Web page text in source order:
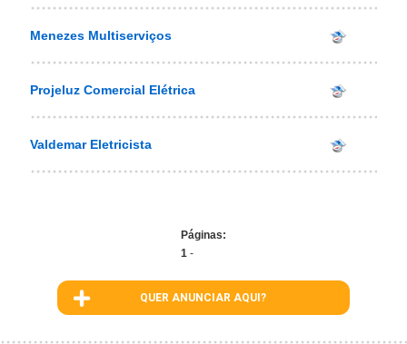
Menezes Multiserviços
Projeluz Comercial Elétrica
Valdemar Eletricista
Páginas:
1 -
QUER ANUNCIAR AQUI?